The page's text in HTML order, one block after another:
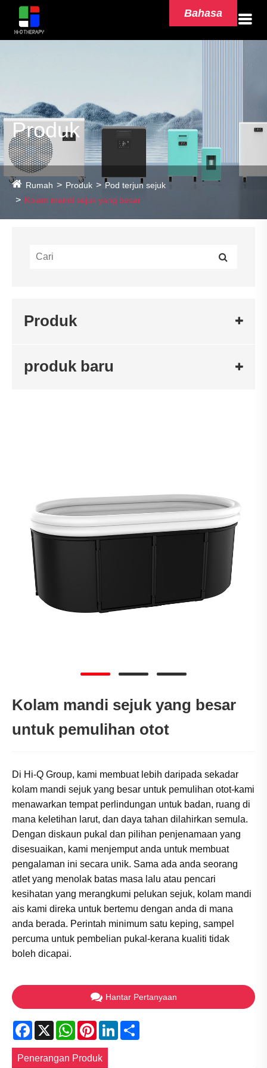
Bahasa
Produk
Rumah Produk
Pod terjun sejuk
Kolam mandi sejuk yang besar
Produk
produk baru
Kolam mandi sejuk yang besar
untuk pemulihan otot
Di Hi-Q Group, kami membuat lebih daripada sekadar
kolam mandi sejuk yang besar untuk pemulihan otot-kami
menawarkan tempat perlindungan untuk badan, ruang di
mana keletihan larut, dan daya tahan dilahirkan semula.
Dengan diskaun pukal dan pilihan penjenamaan yang
disesuaikan, kami menjemput anda untuk membuat
pengalaman ini secara unik. Sama ada anda seorang
atlet yang menolak batas masa lalu atau pencari
kesihatan yang merangkumi pelukan sejuk, kolam mandi
ais kami direka untuk bertemu dengan anda di mana
anda berada. Perintah minimum satu keping, sampel
percuma untuk pembelian pukal-kerana kualiti tidak
boleh dicapai.
Hantar Pertanyaan
Facebook
X WhatsApp
PinterestLinkedIn
Penerangan Produk